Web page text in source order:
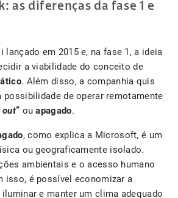
as diferenças da fase 1 e
lançado em 2015 e, na fase 1, a ideia
a viabilidade do conceito de
. Além disso, a companhia quis
possibilidade de operar remotamente
out” ouapagado.
, como explica a Microsoft, é um
ou geograficamente isolado.
ambientais e o acesso humano
isso, é possível economizar a
iluminar e manter um clima adequado